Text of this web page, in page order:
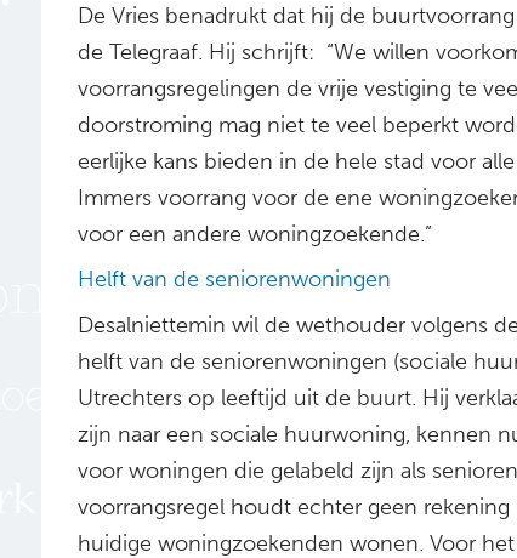
De Vries benadrukt dat hij de
de Telegraaf. Hij schrijft: “We willen
voorrangsregelingen de vrije vestiging te
doorstroming mag niet te veel beperkt
eerlijke kans bieden in de hele stad voor
Immers voorrang voor de ene
voor een andere woningzoekende.”
Helft van de seniorenwoningen
Desalniettemin wil de wethouder volgens
helft van de seniorenwoningen (sociale
Utrechters op leeftijd uit de buurt. Hij
zijn naar een sociale huurwoning, kennen
voor woningen die gelabeld zijn als
voorrangsregel houdt echter geen rekening
huidige woningzoekenden wonen. Voor